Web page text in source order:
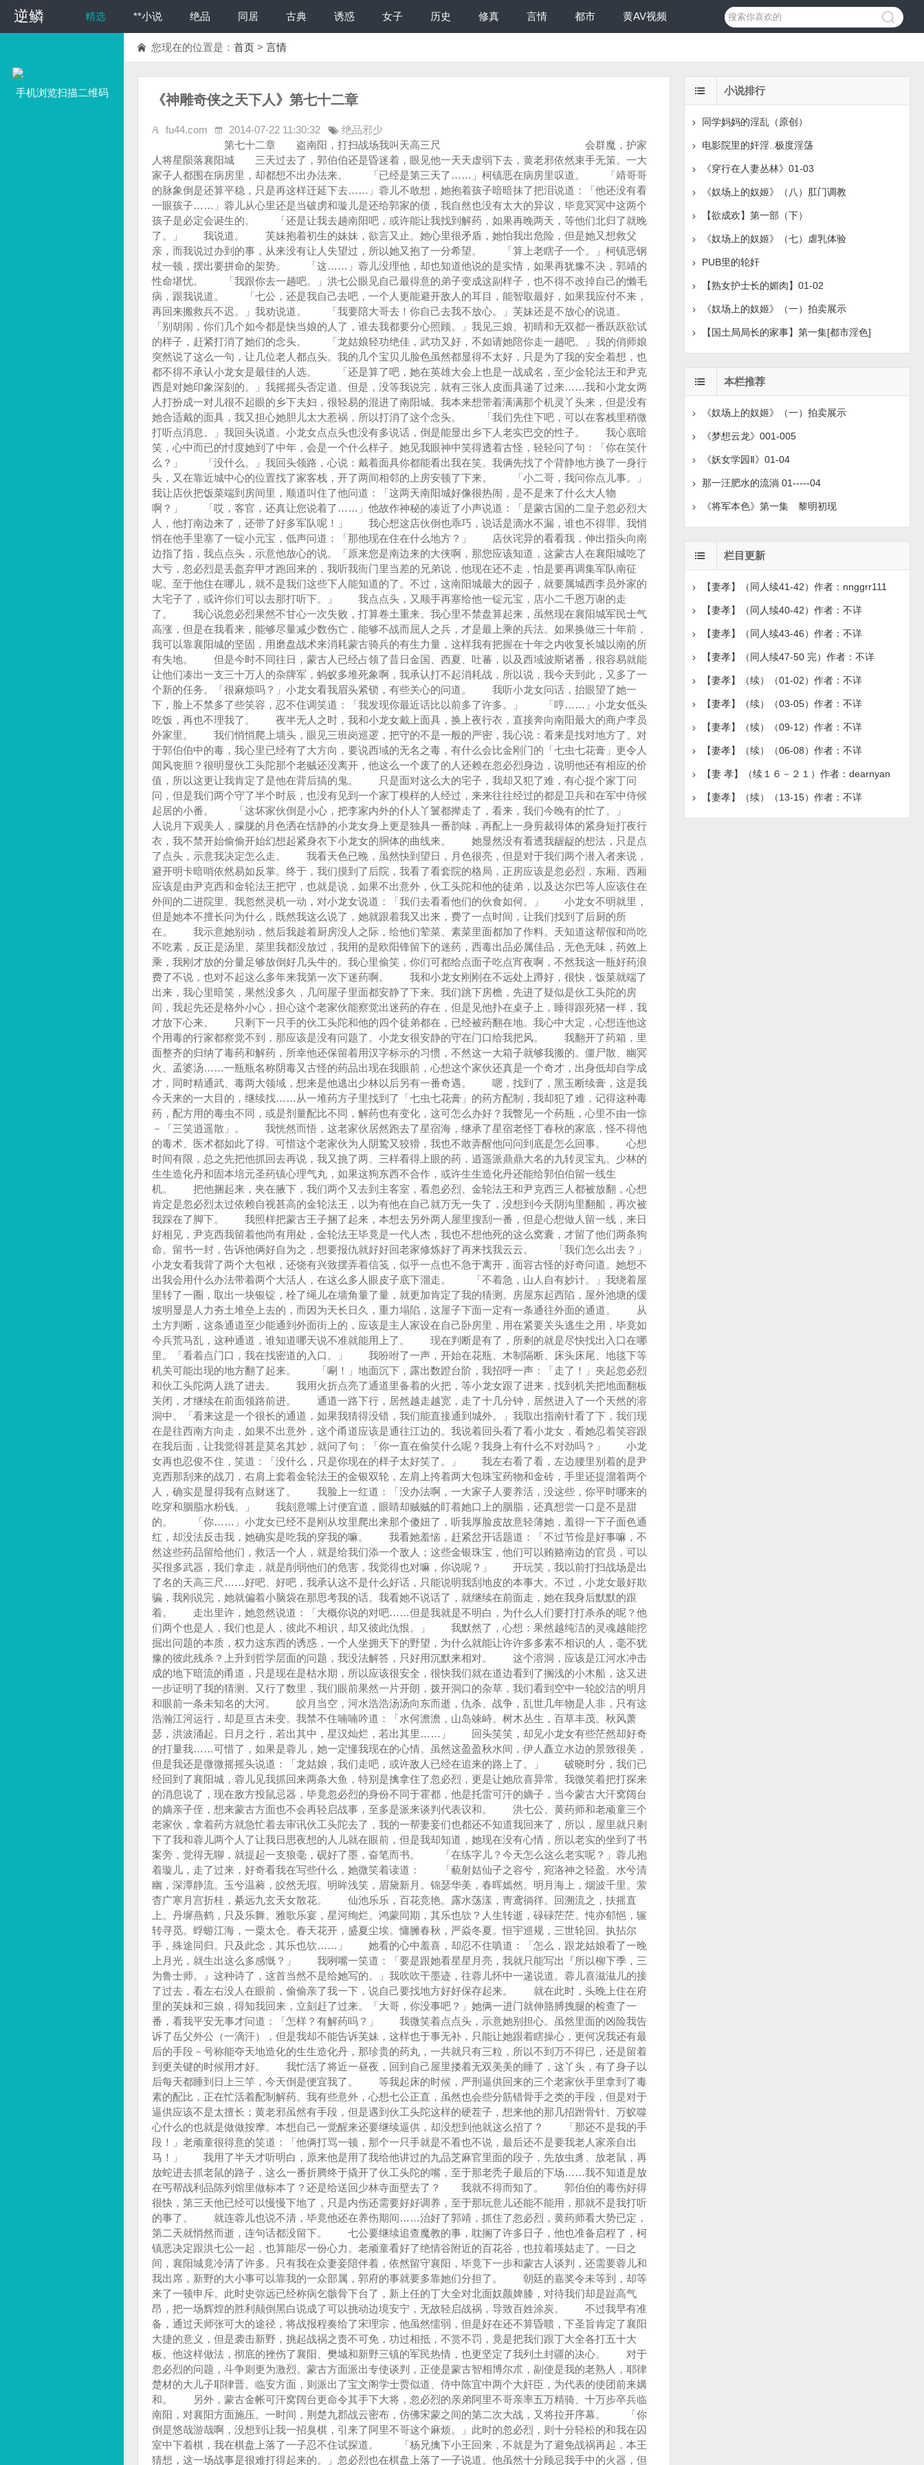
逆鳞 精选 **小说 绝品 同居 古典 诱惑 女子 历史 修真 言情 都市 黄AV视频
手机浏览扫描二维码
您现在的位置是： 首页 > 言情
《神雕奇侠之天下人》第七十二章
fu44.com 2014-07-22 11:30:32
绝品邪少
第七十二章 盗南阳，打扫战场我叫天高三尺 会群魔，护家人将星陨落襄阳城 三天过去了，郭伯伯还是昏迷着，眼见他一天天虚弱下去，黄老邪依然束手无策。一大家子人都围在病房里，却都想不出办法来。 「已经是第三天了……」柯镇恶在病房里叹道。 「靖哥哥的脉象倒是还算平稳，只是再这样迁延下去……」蓉儿不敢想，她抱着孩子暗暗抹了把泪说道：「他还没有看一眼孩子……」蓉儿从心里还是当破虏和璇儿是还给郭家的债，我自然也没有太大的异议，毕竟冥冥中这两个孩子是必定会诞生的。 「还是让我去趟南阳吧，或许能让我找到解药，如果再晚两天，等他们北归了就晚了。」 我说道。 芙妹抱着初生的妹妹，欲言又止。她心里很矛盾，她怕我出危险，但是她又想救父亲，而我说过办到的事，从来没有让人失望过，所以她又抱了一分希望。 「算上老瞎子一个。」柯镇恶钢杖一顿，摆出要拼命的架势。 「这……」蓉儿没理他，却也知道他说的是实情，如果再犹豫不决，郭靖的性命堪忧。 「我跟你去一趟吧。」洪七公眼见自己最得意的弟子变成这副样子，也不得不改掉自己的懒毛病，跟我说道。 「七公，还是我自己去吧，一个人更能避开敌人的耳目，能智取最好，如果我应付不来，再回来搬救兵不迟。」我劝说道。 「我要陪大哥去！你自己去我不放心。」芙妹还是不放心的说道。 「别胡闹，你们几个如今都是快当娘的人了，谁去我都要分心照顾。」我见三娘、初晴和无双都一番跃跃欲试的样子，赶紧打消了她们的念头。 「龙姑娘轻功绝佳，武功又好，不如请她陪你走一趟吧。」我的俏师娘突然说了这么一句，让几位老人都点头。我的几个宝贝儿脸色虽然都显得不太好，只是为了我的安全着想，也都不得不承认小龙女是最佳的人选。 「还是算了吧，她在英雄大会上也是一战成名，至少金轮法王和尹克西是对她印象深刻的。」我摇摇头否定道。但是，没等我说完，就有三张人皮面具递了过来……我和小龙女两人打扮成一对儿很不起眼的乡下夫妇，很轻易的混进了南阳城。我本来想带着满满那个机灵丫头来，但是没有她合适戴的面具，我又担心她胆儿太大惹祸，所以打消了这个念头。 「我们先住下吧，可以在客栈里稍微打听点消息。」我回头说道。小龙女点点头也没有多说话，倒是能显出乡下人老实巴交的性子。 我心底暗笑，心中而已的忖度她到了中年，会是一个什么样子。她见我眼神中笑得透着古怪，轻轻问了句：「你在笑什么？」 「没什么。」我回头领路，心说：戴着面具你都能看出我在笑。我俩先找了个背静地方换了一身行头，又在靠近城中心的位置找了家客栈，开了两间相邻的上房安顿了下来。 「小二哥，我问你点儿事。」我让店伙把饭菜端到房间里，顺道叫住了他问道：「这两天南阳城好像很热闹，是不是来了什么大人物啊？」 「哎，客官，还真让您说着了……」他故作神秘的凑近了小声说道：「是蒙古国的二皇子忽必烈大人，他打南边来了，还带了好多军队呢！」 我心想这店伙倒也乖巧，说话是滴水不漏，谁也不得罪。我悄悄在他手里塞了一锭小元宝，低声问道：「那他现在住在什么地方？」 店伙诧异的看看我，伸出指头向南边指了指，我点点头，示意他放心的说。「原来您是南边来的大侠啊，那您应该知道，这蒙古人在襄阳城吃了大亏，忽必烈是丢盔弃甲才跑回来的，我听我衙门里当差的兄弟说，他现在还不走，怕是要再调集军队南征呢。至于他住在哪儿，就不是我们这些下人能知道的了。不过，这南阳城最大的园子，就要属城西李员外家的大宅子了，或许你们可以去那打听下。」 我点点头，又顺手再塞给他一锭元宝，店小二千恩万谢的走了。 我心说忽必烈果然不甘心一次失败，打算卷土重来。我心里不禁盘算起来，虽然现在襄阳城军民士气高涨，但是在我看来，能够尽量减少数伤亡，能够不战而屈人之兵，才是最上乘的兵法。如果换做三十年前，我可以靠襄阳城的坚固，用磨盘战术来消耗蒙古骑兵的有生力量，这样我有把握在十年之内收复长城以南的所有失地。 但是今时不同往日，蒙古人已经占领了昔日金国、西夏、吐蕃，以及西域波斯诸番，很容易就能让他们凑出一支三十万人的杂牌军，蚂蚁多堆死象啊，我承认打不起消耗战，所以说，我今天到此，又多了一个新的任务。「很麻烦吗？」小龙女看我眉头紧锁，有些关心的问道。 我听小龙女问话，抬眼望了她一下，脸上不禁多了些笑容，忍不住调笑道：「我发现你最近话比以前多了许多。」 「哼……」小龙女低头吃饭，再也不理我了。 夜半无人之时，我和小龙女戴上面具，换上夜行衣，直接奔向南阳最大的商户李员外家里。 我们悄悄爬上墙头，眼见三班岗巡逻，把守的不是一般的严密，我心说：看来是找对地方了。对于郭伯伯中的毒，我心里已经有了大方向，要说西域的无名之毒，有什么会比金刚门的「七虫七花膏」更令人闻风丧胆？很明显伙工头陀那个老贼还没离开，他这么一个废了的人还赖在忽必烈身边，说明他还有相应的价值，所以这更让我肯定了是他在背后搞的鬼。 只是面对这么大的宅子，我却又犯了难，有心捉个家丁问问，但是我们两个守了半个时辰，也没有见到一个家丁模样的人经过，来来往往经过的都是卫兵和在军中侍候起居的小番。 「这坏家伙倒是小心，把李家内外的仆人丫鬟都撵走了，看来，我们今晚有的忙了。」 人说月下观美人，朦胧的月色洒在恬静的小龙女身上更是独具一番韵味，再配上一身剪裁得体的紧身短打夜行衣，我不禁开始偷偷开始幻想起紧身衣下小龙女的胴体的曲线来。 她显然没有看透我龌龊的想法，只是点了点头，示意我决定怎么走。 我看天色已晚，虽然快到望日，月色很亮，但是对于我们两个潜入者来说，避开明卡暗哨依然易如反掌。终于，我们摸到了后院，我看了看套院的格局，正房应该是忽必烈，东厢、西厢应该是由尹克西和金轮法王把守，也就是说，如果不出意外，伙工头陀和他的徒弟，以及达尔巴等人应该住在外间的二进院里。我忽然灵机一动，对小龙女说道：「我们去看看他们的伙食如何。」 小龙女不明就里，但是她本不擅长问为什么，既然我这么说了，她就跟着我又出来，费了一点时间，让我们找到了后厨的所在。 我示意她别动，然后我趁着厨房没人之际，给他们荤菜、素菜里面都加了作料。天知道这帮假和尚吃不吃素，反正是汤里、菜里我都没放过，我用的是欧阳锋留下的迷药，西毒出品必属佳品，无色无味，药效上乘，我刚才放的分量足够放倒好几头牛的。我心里偷笑，你们可都给点面子吃点宵夜啊，不然我这一瓶好药浪费了不说，也对不起这么多年来我第一次下迷药啊。 我和小龙女刚刚在不远处上蹲好，很快，饭菜就端了出来，我心里暗笑，果然没多久，几间屋子里面都安静了下来。我们跳下房檐，先进了疑似是伙工头陀的房间，我起先还是格外小心，担心这个老家伙能察觉出迷药的存在，但是见他扑在桌子上，睡得跟死猪一样，我才放下心来。 只剩下一只手的伙工头陀和他的四个徒弟都在，已经被药翻在地。我心中大定，心想连他这个用毒的行家都察觉不到，那应该是没有问题了。小龙女很安静的守在门口给我把风。 我翻开了药箱，里面整齐的归纳了毒药和解药，所幸他还保留着用汉字标示的习惯，不然这一大箱子就够我搬的。僵尸散、幽冥火、孟婆汤……一瓶瓶名称阴毒又古怪的药品出现在我眼前，心想这个家伙还真是一个奇才，出身低却自学成才，同时精通武、毒两大领域，想来是他逃出少林以后另有一番奇遇。 嗯，找到了，黑玉断续膏，这是我今天来的一大目的，继续找……从一堆药方子里找到了「七虫七花膏」的药方配制，我却犯了难，记得这种毒药，配方用的毒虫不同，或是剂量配比不同，解药也有变化，这可怎么办好？我瞥见一个药瓶，心里不由一惊－「三笑逍遥散」。 我恍然而悟，这老家伙居然跑去了星宿海，继承了星宿老怪丁春秋的家底，怪不得他的毒术、医术都如此了得。可惜这个老家伙为人阴鸷又狡猾，我也不敢弄醒他问问到底是怎么回事。 心想时间有限，总之先把他抓回去再说，我又挑了两、三样看得上眼的药，逍遥派鼎鼎大名的九转灵宝丸、少林的生生造化丹和固本培元圣药镇心理气丸，如果这狗东西不合作，或许生生造化丹还能给郭伯伯留一线生机。 把他捆起来，夹在腋下，我们两个又去到主客室，看忽必烈、金轮法王和尹克西三人都被放翻，心想肯定是忽必烈太过依赖自视甚高的金轮法王，以为有他在自己就万无一失了，没想到今天阴沟里翻船，再次被我踩在了脚下。 我照样把蒙古王子捆了起来，本想去另外两人屋里搜刮一番，但是心想做人留一线，来日好相见，尹克西我留着他尚有用处，金轮法王毕竟是一代人杰，我也不想他死的这么窝囊，才留了他们两条狗命。留书一封，告诉他俩好自为之，想要报仇就好好回老家修炼好了再来找我云云。 「我们怎么出去？」小龙女看我背了两个大包袱，还饶有兴致摆弄着信笺，似乎一点也不急于离开，面容古怪的好奇问道。她想不出我会用什么办法带着两个大活人，在这么多人眼皮子底下溜走。 「不着急，山人自有妙计。」我绕着屋里转了一圈，取出一块银锭，栓了绳儿在墙角量了量，就更加肯定了我的猜测。房屋东起西陷，屋外池塘的缓坡明显是人力夯土堆垒上去的，而因为天长日久，重力塌陷，这屋子下面一定有一条通往外面的通道。 从土方判断，这条通道至少能通到外面街上的，应该是主人家设在自己卧房里，用在紧要关头逃生之用，毕竟如今兵荒马乱，这种通道，谁知道哪天说不准就能用上了。 现在判断是有了，所剩的就是尽快找出入口在哪里。「看着点门口，我在找密道的入口。」 我吩咐了一声，开始在花瓶、木制隔断、床头床尾、地毯下等机关可能出现的地方翻了起来。 「唰！」地面沉下，露出数蹬台阶，我招呼一声：「走了！」夹起忽必烈和伙工头陀两人跳了进去。 我用火折点亮了通道里备着的火把，等小龙女跟了进来，找到机关把地面翻板关闭，才继续在前面领路前进。 通道一路下行，居然越走越宽，走了十几分钟，居然进入了一个天然的溶洞中。「看来这是一个很长的通道，如果我猜得没错，我们能直接通到城外。」我取出指南针看了下，我们现在是往西南方向走，如果不出意外，这个甬道应该是通往江边的。我说着回头看了看小龙女，看她忍着笑容跟在我后面，让我觉得甚是莫名其妙，就问了句：「你一直在偷笑什么呢？我身上有什么不对劲吗？」 小龙女再也忍俊不住，笑道：「没什么，只是你现在的样子太好笑了。」 我左右看了看，左边腰里别着的是尹克西那刮来的战刀，右肩上套着金轮法王的金银双轮，左肩上挎着两大包珠宝药物和金砖，手里还提溜着两个人，确实是显得我有点财迷了。 我脸上一红道：「没办法啊，一大家子人要养活，没这些，你平时哪来的吃穿和胭脂水粉钱。」 我刻意嘴上讨便宜道，眼睛却贼贼的盯着她口上的胭脂，还真想尝一口是不是甜的。 「你……」小龙女已经不是刚从坟里爬出来那个傻妞了，听我厚脸皮故意轻薄她，羞得一下子面色通红，却没法反击我，她确实是吃我的穿我的嘛。 我看她羞恼，赶紧岔开话题道：「不过节俭是好事嘛，不然这些药品留给他们，救活一个人，就是给我们添一个敌人；这些金银珠宝，他们可以贿赂南边的官员，可以买很多武器，我们拿走，就是削弱他们的危害，我觉得也对嘛，你说呢？」 开玩笑，我以前打扫战场是出了名的天高三尺……好吧、好吧，我承认这不是什么好话，只能说明我刮地皮的本事大。不过，小龙女最好欺骗，我刚说完，她就偏着小脑袋在那思考我的话。我看她不说话了，就继续在前面走，她在我身后默默的跟着。 走出里许，她忽然说道：「大概你说的对吧……但是我就是不明白，为什么人们要打打杀杀的呢？他们两个也是人，我们也是人，彼此不相识，却又彼此仇恨。」 我默然了，心想：果然越纯洁的灵魂越能挖掘出问题的本质，权力这东西的诱惑，一个人坐拥天下的野望，为什么就能让许许多多素不相识的人，毫不犹豫的彼此残杀？上升到哲学层面的问题，我没法解答，只好用沉默来相对。 这个溶洞，应该是江河水冲击成的地下暗流的甬道，只是现在是枯水期，所以应该很安全，很快我们就在道边看到了搁浅的小木船，这又进一步证明了我的猜测。又行了数里，我们眼前果然一片开朗，拨开洞口的杂草，我们看到空中一轮皎洁的明月和眼前一条未知名的大河。 皎月当空，河水浩浩汤汤向东而逝，仇杀、战争，乱世几年物是人非，只有这浩瀚江河运行，却是亘古未变。我禁不住喃喃吟道：「水何澹澹，山岛竦峙。树木丛生，百草丰茂。秋风萧瑟，洪波涌起。日月之行，若出其中，星汉灿烂，若出其里……」 回头笑笑，却见小龙女有些茫然却好奇的打量我……可惜了，如果是蓉儿，她一定懂我现在的心情。虽然这盈盈秋水间，伊人矗立水边的景致很美，但是我还是微微摇摇头说道：「龙姑娘，我们走吧，或许敌人已经在追来的路上了。」 破晓时分，我们已经回到了襄阳城，蓉儿见我抓回来两条大鱼，特别是擒拿住了忽必烈，更是让她欣喜异常。我微笑着把打探来的消息说了，现在敌方投鼠忌器，毕竟忽必烈的身份不同于霍都，他是托雷可汗的嫡子，当今蒙古大汗窝阔台的嫡亲子侄，想来蒙古方面也不会再轻启战事，至多是派来谈判代表议和。 洪七公、黄药师和老顽童三个老家伙，拿着药方就急忙着去审讯伙工头陀去了，我的一帮妻妾们也都还不知道我回来了，所以，屋里就只剩下了我和蓉儿两个人了让我日思夜想的人儿就在眼前，但是我却知道，她现在没有心情，所以老实的坐到了书案旁，觉得无聊，就提起一支狼毫，砚好了墨，奋笔而书。 「在练字儿？今天怎么这么老实呢？」蓉儿抱着璇儿，走了过来，好奇看我在写些什么，她微笑着读道： 「藐射姑仙子之容兮，宛洛神之轻盈。水兮清幽，深潭静流。玉兮温蕤，皎然无瑕。明眸浅笑，眉黛新月。锦瑟华美，春晖嫣然。明月海上，烟波千里。萦杳广寒月宫折桂，綦远九玄天女散花。 仙池乐乐，百花竞艳。露水荡漾，靑鸢徜徉。回溯流之，扶摇直上。丹墀燕鹤，只及乐舞。雅歌乐宴，星河绚烂。鸿蒙同期，其乐也欤？人生转逝，碌碌茫茫。忳亦郁悒，辗转寻觅。蜉蝣江海，一粟太仓。春天花开，盛夏尘埃。慵臃春秋，严焱冬夏。恒宇巡规，三世轮回。执拈尔手，殊途同归。只及此念，其乐也欤……」 她看的心中羞喜，却忍不住嗔道：「怎么，跟龙姑娘看了一晚上月光，就生出这么多感慨？」 我咧嘴一笑道：「要是跟她看星星月亮，我就只能写出『所以柳下季，三为鲁士师。』这种诗了，这首当然不是给她写的。」我吹吹干墨迹，往蓉儿怀中一递说道。蓉儿喜滋滋儿的接了过去，看左右没人在眼前，偷偷亲了我一下，说自己要找地方好好保存起来。 就在此时，头晚上住在府里的芙妹和三娘，得知我回来，立刻赶了过来。「大哥，你没事吧？」她俩一进门就伸胳膊拽腿的检查了一番，看我平安无事才问道：「怎样？有解药吗？」 我微笑着点点头，示意她别担心。虽然里面的凶险我告诉了岳父外公（一滴汗），但是我却不能告诉芙妹，这样也于事无补，只能让她跟着瞎操心，更何况我还有最后的手段－号称能夺天地造化的生生造化丹，那珍贵的药丸，一共就只有三粒，所以不到万不得已，还是留着到更关键的时候用才好。 我忙活了将近一昼夜，回到自己屋里搂着无双美美的睡了，这丫头，有了身子以后每天都睡到日上三竿，今天倒是便宜我了。 等我起床的时候，严刑逼供回来的三个老家伙手里拿到了毒素的配比，正在忙活着配制解药。我有些意外，心想七公正直，虽然也会些分筋错骨手之类的手段，但是对于逼供应该不是太擅长；黄老邪虽然有手段，但是遇到伙工头陀这样的硬茬子，想来他的那几招跗骨针、万蚁噬心什么的也就是做做按摩。本想自己一觉醒来还要继续逼供，却没想到他就这么招了？ 「那还不是我的手段！」老顽童很得意的笑道：「他俩打骂一顿，那个一只手就是不看也不说，最后还不是要我老人家亲自出马！」 我用了半天才听明白，原来他是用了我给他讲过的九品芝麻官里面的段子，先放虫豸、放老鼠，再放蛇进去抓老鼠的路子，这么一番折腾终于撬开了伙工头陀的嘴，至于那老秃子最后的下场……我不知道是放在丐帮战利品陈列馆里做标本了？还是给送回少林寺面壁去了？ 我就不得而知了。 郭伯伯的毒伤好得很快，第三天他已经可以慢慢下地了，只是内伤还需要好好调养，至于那玩意儿还能不能用，那就不是我打听的事了。 就连蓉儿也说不清，毕竟他还在养伤期间……治好了郭靖，抓住了忽必烈，黄药师看大势已定，第二天就悄然而逝，连句话都没留下。 七公要继续追查魔教的事，耽搁了许多日子，他也准备启程了，柯镇恶决定跟洪七公一起，也算能尽一份心力。老顽童看好了绝情谷附近的百花谷，也拉着瑛姑走了。一日之间，襄阳城竟冷清了许多。只有我在众妻妾陪伴着，依然留守襄阳，毕竟下一步和蒙古人谈判，还需要蓉儿和我出席，新野的大小事可以靠我的一众部属，郭府的事就要多靠她们分担了。 朝廷的嘉奖令未等到，却等来了一顿申斥。此时史弥远已经称病乞骸骨下台了，新上任的丁大全对北面奴颜婢膝，对待我们却是趾高气昂，把一场辉煌的胜利颠倒黑白说成了可以挑动边境安宁，无故轻启战祸，导致百姓涂炭。 不过我早有准备，通过天师张可大的途径，将战报程奏给了宋理宗，他虽然懦弱，但是好在还不算昏聩，下圣旨肯定了襄阳大捷的意义，但是袭击新野，挑起战祸之责不可免，功过相抵，不赏不罚，竟是把我们跟丁大全各打五十大板。他这样做法，彻底的挫伤了襄阳、樊城和新野三镇的军民热情，也更坚定了我列土封疆的决心。 对于忽必烈的问题，斗争则更为激烈。蒙古方面派出专使谈判，正使是蒙古智相博尔朮，副使是我的老熟人，耶律楚材的大儿子耶律晋。临安方面，则派出了宝文阁学士贾似道、侍中陈宜中两个大奸臣，为代表的使团前来媾和。 另外，蒙古金帐可汗窝阔台更命令其手下大将，忽必烈的亲弟阿里不哥亲率五万精骑、十万步卒兵临南阳，对襄阳方面施压。一时间，荆楚九郡战云密布，仿佛宋蒙之间的第二次大战，又将拉开序幕。 「你倒是悠哉游哉啊，没想到让我一招臭棋，引来了阿里不哥这个麻烦。」此时的忽必烈，则十分轻松的和我在囚室中下着棋，我在棋盘上落了一子忍不住试探道。 「杨兄擒下小王回来，不就是为了避免战祸再起，本王猜想，这一场战事是很难打得起来的。」忽必烈也在棋盘上落了一子说道。他虽然十分顾忌我手中的火器，但是他也看出我的顾虑，如果不议和，蒙古的联军就会大军压境，到时候真能拼个玉石俱焚都难。 不得不承认，忽必烈是我见过的，学识、气度最渊博，心性最坚忍不拔的蒙古人，到了这个时候还能分析透彻侃侃而谈，着实令我佩服。只可惜他栽在了我的手里，不然按照原来的剧本，窝阔台死后让他的皇后支持由贵和蒙哥争汗位，蒙哥夺嫡成功未久身亡，他死后无嗣，原本声望如日中天的忽必烈，大可振臂一呼把蒙哥临终前指认的阿里不哥拉下汗位。 现在，他的人生却有了一个抹不去的屈辱污点－被软弱的南人挫败并俘虏的屈辱。这正是我要的效果，这样即便历史不加以修正，十几年后，他有了跟阿里不哥争汗位的雄心，这个污点也不能让他得心应手，到时候你们打得越久、越激烈越好，牵扯的人越多越好。 我会一步一步的把你们赶向漠北，甚至更远的西方。 我现在要做的就是要像放鹰一样，不但不能挫了他的锐气，还要在适当的时候，关键的地点把他放出去。我本想用摄魂大法控制他，但是谁又能保证草原上巫师、藏边、西域的密宗没有擅长此道的高手？达不到效果又平白惹人警觉的事情咱不做。 「或许你说得对，不过，就我本人，其实非常不介意砍下你的头，我二哥孟珙可是被你害得很惨……」想起了孟珙，我的心里沉甸甸的，他重伤躲在小山村里养伤，昨日才被送回襄阳，却也经历的九死一生，身上挫伤、骨折就多达十三处。 幸亏我偷来了接续筋骨的圣药黑玉断续膏，赶紧取出来替他敷上，他现在包的跟粽子一样看上去比郭靖还惨。他能回来，倒是证明了小武的清白，我看三娘还是关心儿子，就疏通关系把他放了出来，只是他没脸见师父，只是匆匆跟师娘打了个招呼，就匆匆回西川了。 一盘棋战至中盘，虽然还看不出胜负来，但是我却没有心情跟忽必烈耗下去了，转身出了软禁他的小院，我径自走向了初平街的宅子。 一进院，我就乐了，家里只有蓉儿一人在等我。这么快有半年没有单独相处了，今天才终于能找到机会说点体己的话。 我用力的将她揽入自己怀中，这些日子来发生了太多的事情，又有太多的话想说，却又一直没有机会倾诉，现在我反而不知道该从哪一句说起了。「蓉儿，我好想你！」 蓉儿微微一怔，却没想到我突然会说出这么一句。「傻瓜……我们不是天天都在一起嘛！」 「那有怎么会一样？每天有那么多人在身前，几天之内又发生了那么多的事情，不过看你们母子平安，我也可以安心了。」我想起自己又做了孩子的父亲，心中更是一片寍静，仿佛所做的一切都是值得的。 她知道这些日子来，我累了，她自己何尝不是，所以她也双目微闭的将螓首扎在我的怀中，轻轻的对我说道：「谢谢你，过儿，谢谢你为我，为靖哥哥做的一切。」 我缓过一点力气来，将她扑倒在床上，轻啄着她的鼻尖笑道：「我们之间还需要这么生分的道谢吗？」蓉儿只是嫣然一笑，并没有再说什么，只是把我抱得更紧了。 我动手去解她的纽襻，她红着脸伸手轻轻拦下道：「今天不要。那里，还，现在人家的身子很丑的。」 我微笑道：「不会的，我的宝贝儿什么时候都是最美的，我不是想别的，就是想看看你的伤重不重。」说着，不容置疑的挪开了她阻拦的手。蓉儿也没有阻拦，只是害羞的双目紧闭，将头侧到了一边。 我掀起她的肚兜，看到她小腹上布满了涨裂的妊娠纹，一道道既刺眼又狰狞的花纹出现在我最爱的人儿身上，我眼中剩下的只有怜惜，忍不住亲吻每一道纹路，希望能用我的爱意移走这些讨厌的纹路。 蓉儿感受到了我的心痛，忍不住抚摸着我的发髻说道：「还好你还懂得心疼人家一下，这些纹路，大概要过个三五月才会退去的。」见到我一点不嫌弃她有些皱皱的小腹和肚子上的纹路，蓉儿欣慰的笑了。 「虽是这么说，我的宝贝儿受苦了，一下子怀着两个孩子，感觉一定很辛苦吧？」我支起身来，替蓉儿盖了被，并肩躺在她身旁，将她揽在怀里问道。 想到我们的宝贝儿，蓉儿忍不住露出了甜美的笑容，为自己能够诞下两个漂亮的孩子感到无比的自豪。 「你真是个神奇的小坏蛋，嗯……现在都变成大坏蛋了，古灵精怪的，蓉儿被快你们爷儿仨折磨死了。」蓉儿想起了我们那荒唐的数日，禁不住动情起来，吃吃的笑了起来。但是转而又脸红红的躲进了我的怀中。 「怎么了？」我见她忽然不说话了，忍不住问道。 「嗯……没事，胸前有些涨，奶水太足了……」蓉儿摇头说道。 「真的？我来帮宝贝儿看看。」我一听乐了，这么好的事儿怎么能错过，帮蓉儿解开肚兜，一双浑圆涨满的乳房就呈现在了我的眼前，深红的乳晕扩张的很多，乳头已经渗出了些白浊的乳液。 我怕弄痛蓉儿，克制自己的冲动，俯身就口含住一只蓓蕾，轻柔的挤压着乳房，淡淡的甜味儿、淡淡的香味儿，还有种淡淡的腥味儿，我真的爱上了这种滋味。促狭的含了一口，凑到蓉儿面前，她微启樱唇，和我深深的拥吻，我将口中的乳汁渡入她的口中。「蓉儿，现在懂了什么叫做自取其乳了吧？而且还是奇尺大乳呢！」 「讨厌，不给你喝了，人家的奶水还要给孩子们留一些，不许都喝光。」蓉儿一扯衣襟，将春光都藏了起来，扑在我胸口画圈圈说道：「人家生气了，刚才我就在想，你是不是以前也这么样欺负过三娘，今后又会不会这样欺负芙儿、初晴她们。人家这些日子，人家夜夜无眠，经常都是含泪入梦的，好像现在这样，在你怀里再也不出去。」蓉儿自幼失去母爱，婚后郭靖又是个木头，不懂得体贴关怀，所以她从来都得不到最贴心的关心和爱护。 这种情况一直到我的出现，虽然我的手段并不激烈，而是淡淡的却又无微不至，每当她察觉到的时候，那种效果比声嘶力竭的喊几声「我爱你」、「我喜欢你」强了不知道几千几万倍，这也是她为什么能够抛却一切束缚，死心塌地的跟我一起堕入这迷情的漩涡当中，再也不能自拔的缘故。 彻底脱出了轨道，就不要去试着掌控她，就算用我生命中所有的东西去交换也在所不惜，当我开启这段禁忌的不伦之恋时，就做好了此等的觉悟，每一次将她搂在怀中，这种觉悟就越加深了一层。 「傻蓉儿……」我没有多解释，只是轻轻唤着她的小名儿。 「嗯……」她慵懒却又风情的缠上我的脖颈，柔声的应道。 「世人都说人间有佳人倾国、倾城，而你的美，则是倾倒众生的，我要你为我见证，我会为了你，打下一片江山，将蒙古鞑子彻底赶出关外，这一切都是为了你！」我嗅着蓉儿发际的清香，忍不住轻轻的呢喃。 她真的想不到我会做如此的宣言，但是那惊喜转瞬又变为了平静：「我不要你去打什么江山，我不在乎你做多大的官儿，就是当皇帝也不稀罕。蓉儿只要我们一家人安安乐乐的就好，所谓刀枪无眼，而战场
小说排行
同学妈妈的淫乱（原创）
电影院里的奸淫..极度淫荡
《穿行在人妻丛林》01-03
《奴场上的奴姬》（八）肛门调教
【欲成欢】第一部（下）
《奴场上的奴姬》（七）虐乳体验
PUB里的轮奸
【熟女护士长的媚肉】01-02
《奴场上的奴姬》（一）拍卖展示
【国土局局长的家事】第一集[都市淫色]
本栏推荐
《奴场上的奴姬》（一）拍卖展示
《梦想云龙》001-005
《妖女学园Ⅱ》01-04
那一汪肥水的流淌 01-----04
《将军本色》第一集 黎明初现
栏目更新
【妻孝】（同人续41-42）作者：nnggrr111
【妻孝】（同人续40-42）作者：不详
【妻孝】（同人续43-46）作者：不详
【妻孝】（同人续47-50 完）作者：不详
【妻孝】（续）（01-02）作者：不详
【妻孝】（续）（03-05）作者：不详
【妻孝】（续）（09-12）作者：不详
【妻孝】（续）（06-08）作者：不详
【妻 孝】（续１６－２１）作者：dearnyan
【妻孝】（续）（13-15）作者：不详